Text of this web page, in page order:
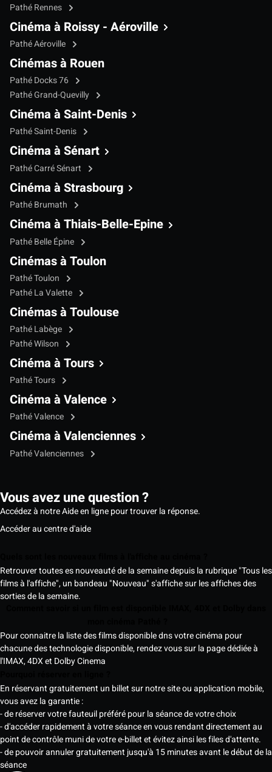
Pathé Rennes
Cinéma à Roissy - Aéroville
Pathé Aéroville
Cinémas à Rouen
Pathé Docks 76
Pathé Grand-Quevilly
Cinéma à Saint-Denis
Pathé Saint-Denis
Cinéma à Sénart
Pathé Carré Sénart
Cinéma à Strasbourg
Pathé Brumath
Cinéma à Thiais-Belle-Epine
Pathé Belle Épine
Cinémas à Toulon
Pathé Toulon
Pathé La Valette
Cinémas à Toulouse
Pathé Labège
Pathé Wilson
Cinéma à Tours
Pathé Tours
Cinéma à Valence
Pathé Valence
Cinéma à Valenciennes
Pathé Valenciennes
Vous avez une question ?
Accédez à notre Aide en ligne pour trouver la réponse.
Accéder au centre d'aide
Retrouver toutes es nouveauté de la semaine depuis la rubrique "Tous les
films à l'affiche", un bandeau "Nouveau" s'affiche sur les affiches des
sorties de la semaine.
Pour connaitre la liste des films disponible dns votre cinéma pour
chacune des technologie disponible, rendez vous sur la page dédiée à
l'IMAX, 4DX et Dolby Cinema
En réservant gratuitement un billet sur notre site ou application mobile,
vous avez la garantie :
- de réserver votre fauteuil préféré pour la séance de votre choix
- d'accéder rapidement à votre séance en vous rendant directement au
point de contrôle muni de votre e-billet et évitez ainsi les files d'attente.
- de pouvoir annuler gratuitement jusqu'à 15 minutes avant le début de la
séance